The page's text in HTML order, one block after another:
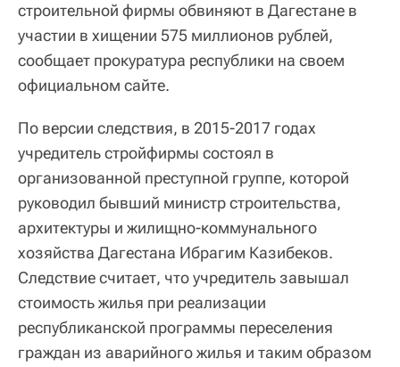
строительной фирмы обвиняют в Дагестане в
участии в хищении 575 миллионов рублей,
сообщает прокуратура республики на своем
официальном сайте.
По версии следствия, в 2015-2017 годах
учредитель стройфирмы состоял в
организованной преступной группе, которой
руководил бывший министр строительства,
архитектуры и жилищно-коммунального
хозяйства Дагестана Ибрагим Казибеков.
Следствие считает, что учредитель завышал
стоимость жилья при реализации
республиканской программы переселения
граждан из аварийного жилья и таким образом